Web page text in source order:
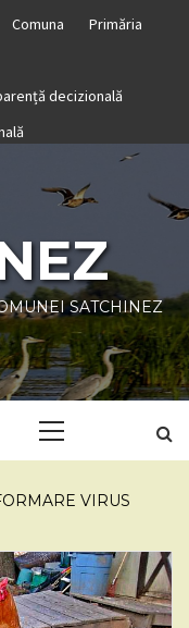
Comuna
Primăria
decizională
SATCHINEZ
VIRUS